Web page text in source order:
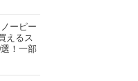
ーピー
えるス
！一部